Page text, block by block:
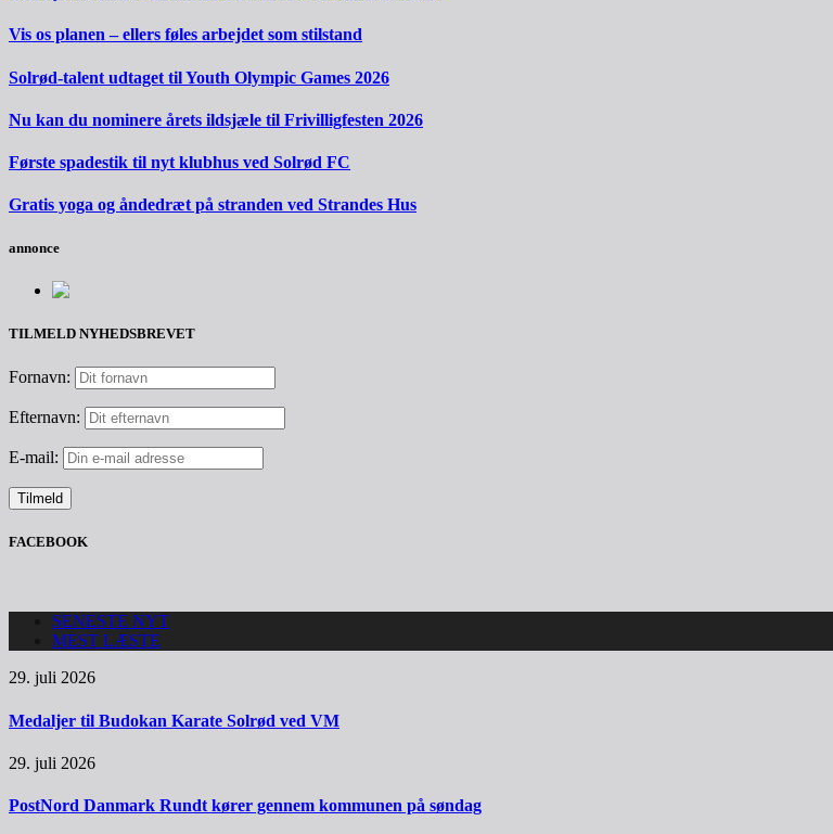
Vis os planen – ellers føles arbejdet som stilstand
Solrød-talent udtaget til Youth Olympic Games 2026
Nu kan du nominere årets ildsjæle til Frivilligfesten 2026
Første spadestik til nyt klubhus ved Solrød FC
Gratis yoga og åndedræt på stranden ved Strandes Hus
annonce
TILMELD NYHEDSBREVET
Fornavn:
Efternavn:
E-mail:
FACEBOOK
SENESTE NYT
MEST LÆSTE
29. juli 2026
Medaljer til Budokan Karate Solrød ved VM
29. juli 2026
PostNord Danmark Rundt kører gennem kommunen på søndag